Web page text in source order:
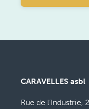
CARAVELLES asbl
Rue de l’Industrie,